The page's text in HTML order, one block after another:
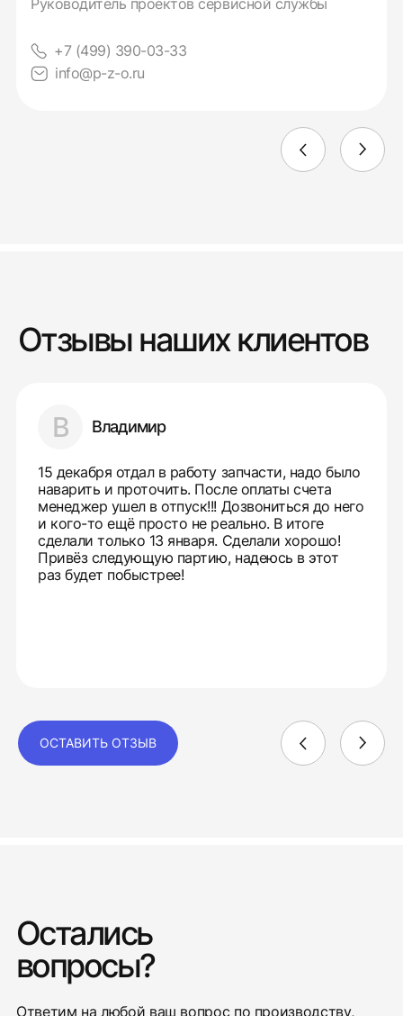
Руководитель проектов сервисной службы
+7 (499) 390-03-33
info@p-z-o.ru
Отзывы наших клиентов
В Владимир
15 декабря отдал в работу запчасти, надо было
наварить и проточить. После оплаты счета
менеджер ушел в отпуск!!! Дозвониться до него
и кого-то ещё просто не реально. В итоге
сделали только 13 января. Сделали хорошо!
Привёз следующую партию, надеюсь в этот
раз будет побыстрее!
ОСТАВИТЬ ОТЗЫВ
Остались
вопросы?
Ответим на любой ваш вопрос по производству,